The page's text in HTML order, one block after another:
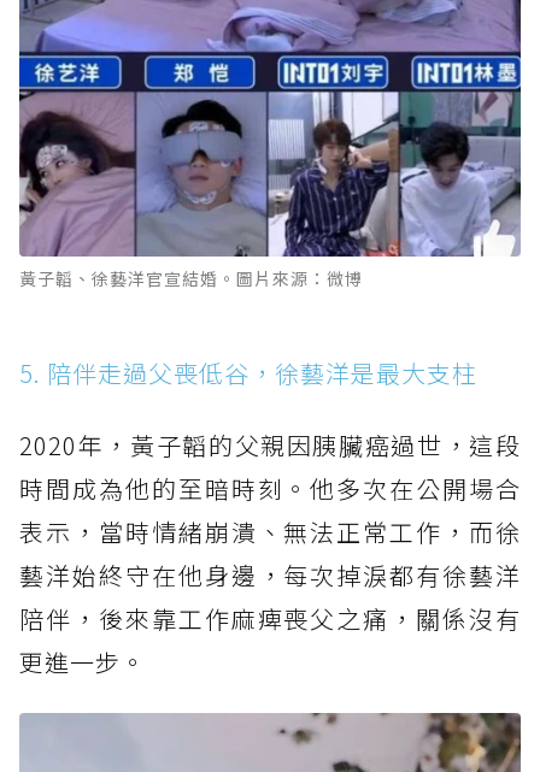
黃子韜、徐藝洋官宣結婚。圖片來源：微博
5. 陪伴走過父喪低谷，徐藝洋是最大支柱
2020年，黃子韜的父親因胰臟癌過世，這段
時間成為他的至暗時刻。他多次在公開場合
表示，當時情緒崩潰、無法正常工作，而徐
藝洋始終守在他身邊，每次掉淚都有徐藝洋
陪伴，後來靠工作麻痺喪父之痛，關係沒有
更進一步。